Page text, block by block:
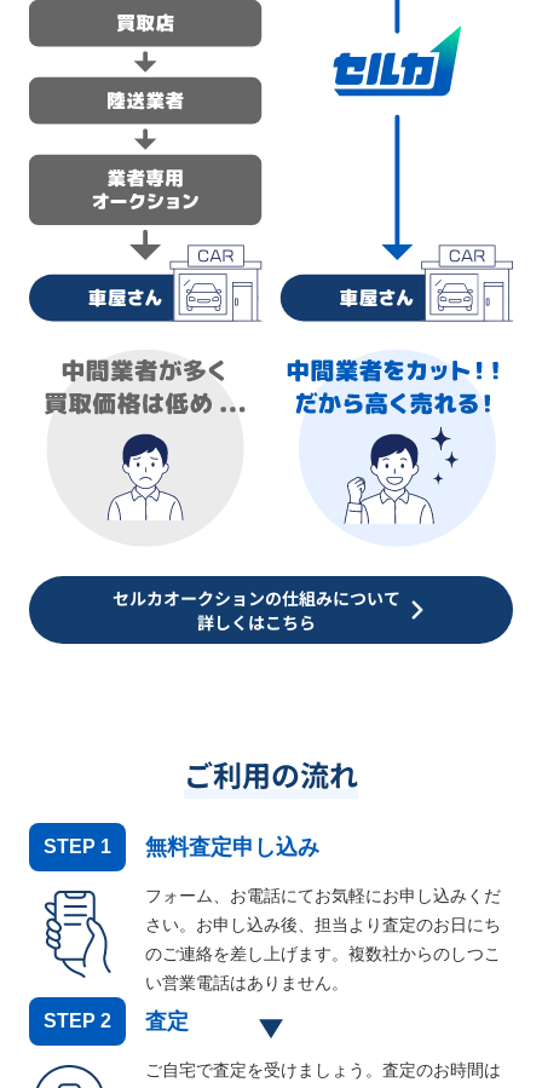
セルカオークションの仕組みについて
詳しくはこちら
ご利用の流れ
STEP 1 無料査定申し込み
フォーム、お電話にてお気軽にお申し込みくだ
さい。お申し込み後、担当より査定のお日にち
のご連絡を差し上げます。複数社からのしつこ
い営業電話はありません。
STEP 2 査定
ご自宅で査定を受けましょう。査定のお時間は